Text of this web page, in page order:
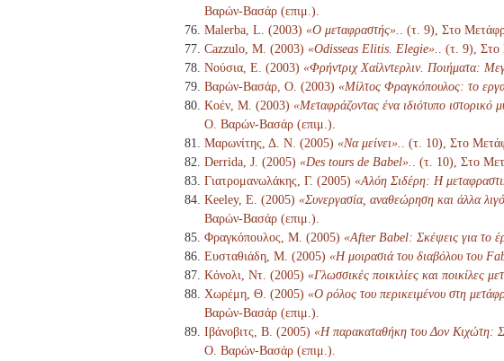
Βαρών-Βασάρ (επιμ.).
Malerba, L. (2003) «Ο μεταφραστής».
. (τ. 9), Στο
Cazzulo, M. (2003) «Odisseas Elitis. Elegie».
. (τ. 9),
Νούσια, Ε. (2003) «Φρήντριχ Χαίλντερλιν. Ποιήματα:
Βαρών-Βασάρ, Ο. (2003) «Μίλτος Φραγκόπουλος: το
Κοέν, Μ. (2003) «Μεταφράζοντας ένα ιδιότυπο ιστορικό
Ο. Βαρών-Βασάρ (επιμ.).
Μαρωνίτης, Δ. Ν. (2005) «Να μείνει».
. (τ. 10), Στο
Derrida, J. (2005) «Des tours de Babel».
. (τ. 10), Στο
Γιατρομανωλάκης, Γ. (2005) «Αλόη Σιδέρη: Η
Keeley, E. (2005) «Συνεργασία, αναθεώρηση και άλλα
Βαρών-Βασάρ (επιμ.).
Φραγκόπουλος, Μ. (2005) «After Babel: Σκέψεις για το
Ευσταθιάδη, Μ. (2005) «Η μοιρασιά του διαβόλου του
Κόνολι, Ντ. (2005) «Γλωσσικές ποικιλίες και ποικίλες
Χωρέμη, Θ. (2005) «Ο ρόλος του περικειμένου στη
Βαρών-Βασάρ (επιμ.).
Ιβάνοβιτς, Β. (2005) «Η παρακαταθήκη του Δον Κιχώτη:
Ο. Βαρών-Βασάρ (επιμ.).